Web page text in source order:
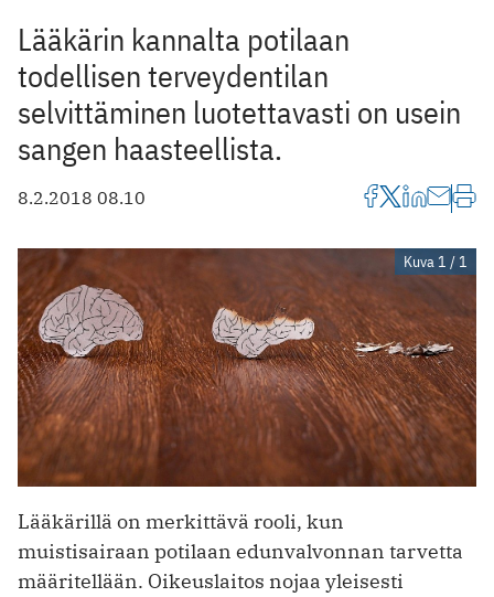
Lääkärin kannalta potilaan
todellisen terveydentilan
selvittäminen luotettavasti on usein
sangen haasteellista.
8.2.2018 08.10
Kuva 1 / 1
Lääkärillä on merkittävä rooli, kun
muistisairaan potilaan edunvalvonnan tarvetta
määritellään. Oikeuslaitos nojaa yleisesti